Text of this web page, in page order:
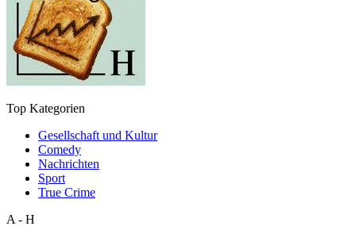
Top Kategorien
Gesellschaft und Kultur
Comedy
Nachrichten
Sport
True Crime
A - H